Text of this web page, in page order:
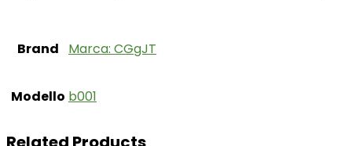
Brand Marca: CGgJT
Modello ‎b001